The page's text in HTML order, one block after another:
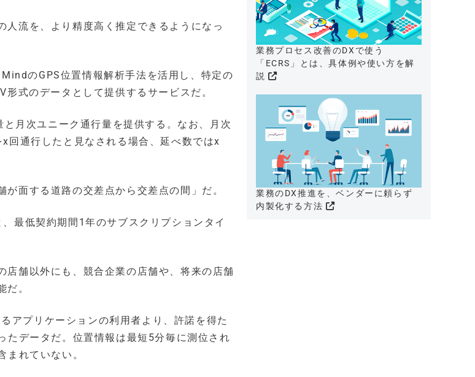
流を、より精度高く推定できるようになっ
のGPS位置情報解析手法を活用し、特定の
式のデータとして提供するサービスだ。
月次ユニーク通行量を提供する。なお、月次
回通行したと見なされる場合、延べ数ではx
面する道路の交差点から交差点の間」だ。
最低契約期間1年のサブスクリプションタイ
舗以外にも、競合企業の店舗や、将来の店舗
。
プリケーションの利用者より、許諾を得た
たデータだ。位置情報は最短5分毎に測位され
まれていない。
業務プロセス改善のDXで使う
「ECRS」とは、具体例や使い方を解
説
業務のDX推進を、ベンダーに頼らず
内製化する方法